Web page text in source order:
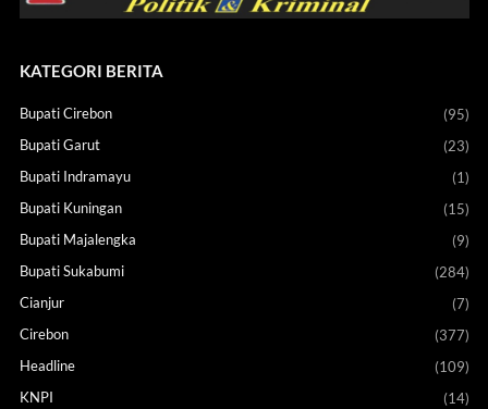
KATEGORI BERITA
Bupati Cirebon
(95)
Bupati Garut
(23)
Bupati Indramayu
(1)
Bupati Kuningan
(15)
Bupati Majalengka
(9)
Bupati Sukabumi
(284)
Cianjur
(7)
Cirebon
(377)
Headline
(109)
KNPI
(14)